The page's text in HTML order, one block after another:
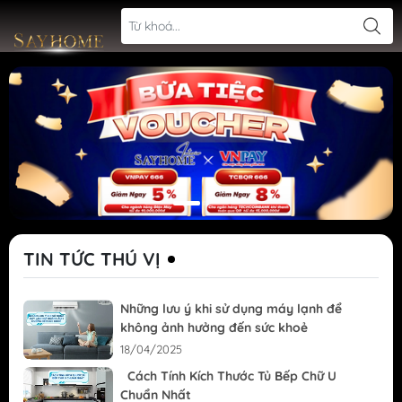
TIN TỨC THÚ VỊ
Những lưu ý khi sử dụng máy lạnh để
không ảnh hưởng đến sức khoẻ
18/04/2025
Cách Tính Kích Thước Tủ Bếp Chữ U
Chuẩn Nhất